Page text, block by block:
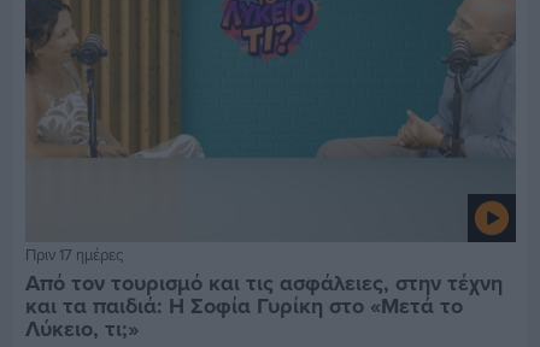
Πριν 17 ημέρες
Από τον τουρισμό και τις ασφάλειες, στην τέχνη
και τα παιδιά: Η Σοφία Γυρίκη στο «Μετά το
Λύκειο, τι;»